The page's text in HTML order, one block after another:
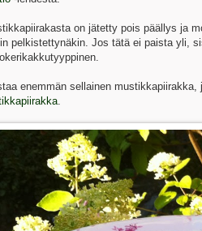
on jätetty pois päällys ja
pelkistettynäkin. Jos tätä ei paista yli,
enemmän sellainen
.